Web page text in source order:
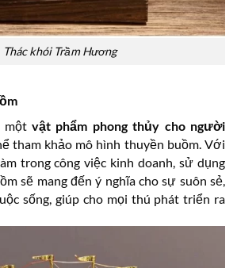
Thác khói Trầm Hương
mộtvật phẩm phong thủy cho người
tham khảo mô hình thuyền buồm. Với
trong công việc kinh doanh, sử dụng
sẽ mang đến ý nghĩa cho sự suôn sẻ,
sống, giúp cho mọi thú phát triển ra